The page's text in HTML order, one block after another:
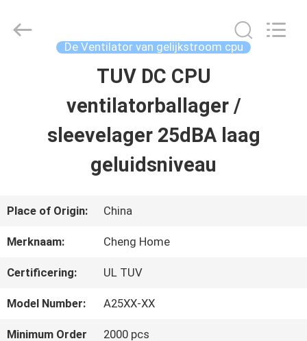
PRODUCTEN
SHOW
FABRIEKSREIS
Home
De Ventilator van gelijkstroom cpu
TUV DC CPU
ventilatorballager /
sleevelager 25dBA laag
geluidsniveau
Place of Origin: China
Merknaam: Cheng Home
Certificering: UL TUV
Model Number: A25XX-XX
Minimum Order
2000 pcs